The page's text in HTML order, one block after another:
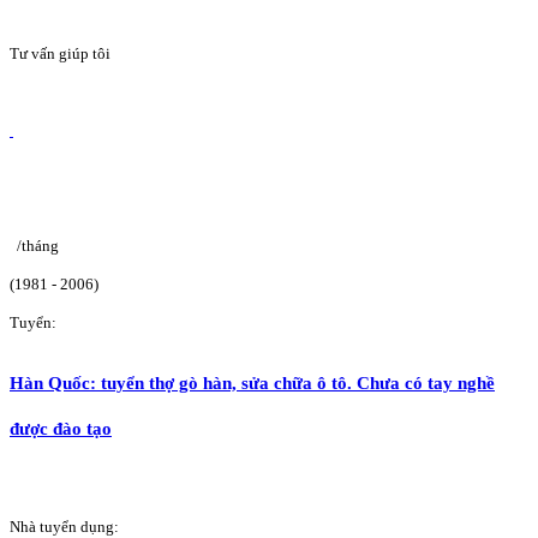
Tư vấn giúp tôi
/tháng
(1981 - 2006)
Tuyển:
Hàn Quốc: tuyển thợ gò hàn, sửa chữa ô tô. Chưa có tay nghề
được đào tạo
Nhà tuyển dụng: